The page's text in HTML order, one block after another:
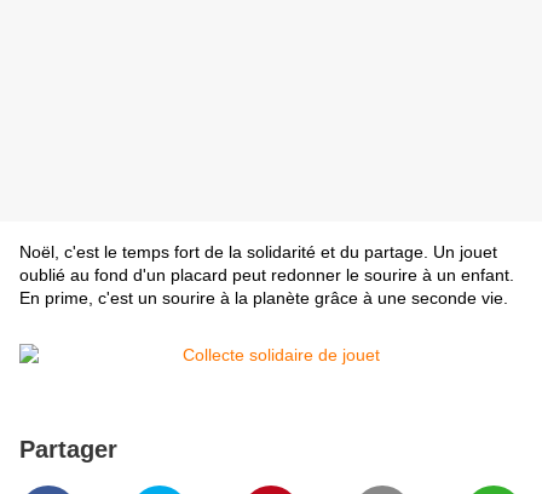
Noël, c'est le temps fort de la solidarité et du partage. Un jouet
oublié au fond d'un placard peut redonner le sourire à un enfant.
En prime, c'est un sourire à la planète grâce à une seconde vie.
Partager